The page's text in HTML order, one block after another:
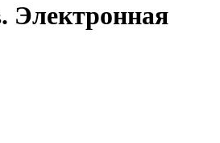
Электронная